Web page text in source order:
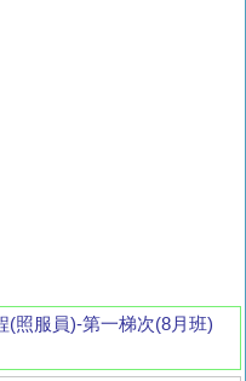
(照服員)-第一梯次(8月班)